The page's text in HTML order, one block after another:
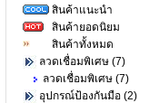
สินค้าแนะนำ
สินค้ายอดนิยม
สินค้าทั้งหมด
ลวดเชื่อมพิเศษ (7)
ลวดเชื่อมพิเศษ (7)
อุปกรณ์ป้องกันมือ (2)